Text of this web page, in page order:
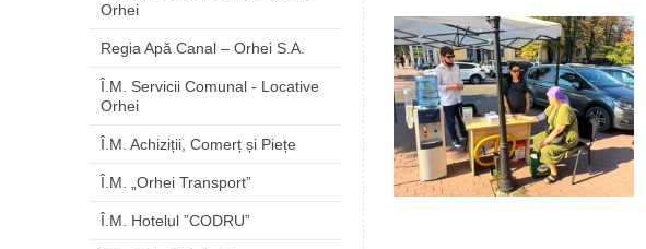
Orhei
Regia Apă Canal – Orhei S.A.
Î.M. Servicii Comunal - Locative
Orhei
Î.M. Achiziții, Comerț și Piețe
Î.M. „Orhei Transport”
Î.M. Hotelul ”CODRU”